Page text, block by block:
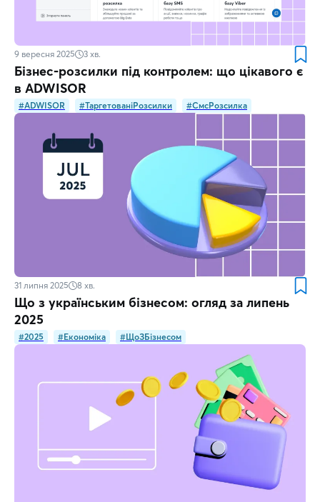
9 вересня 2025 3 хв.
Бізнес-розсилки під контролем: що цікавого є
в ADWISOR
#ADWISOR #ТаргетованіРозсилки #СмсРозсилка
31 липня 2025 8 хв.
Що з українським бізнесом: огляд за липень
2025
#2025 #Економіка #ЩоЗБізнесом